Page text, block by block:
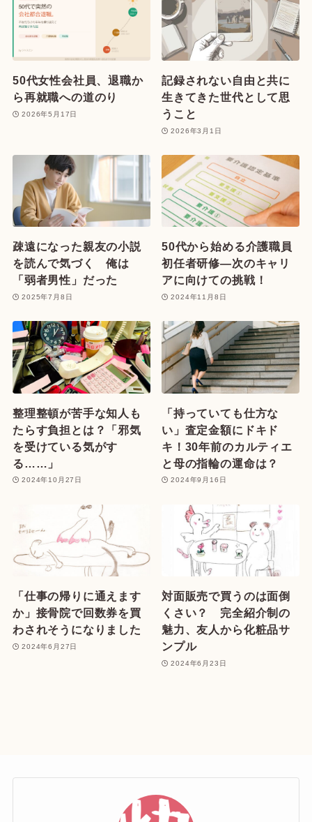
50代女性会社員、退職か
ら再就職への道のり
2026年5月17日
記録されない自由と共に
生きてきた世代として思
うこと
2026年3月1日
疎遠になった親友の小説
を読んで気づく 俺は
「弱者男性」だった
2025年7月8日
50代から始める介護職員
初任者研修—次のキャリ
アに向けての挑戦！
2024年11月8日
整理整頓が苦手な知人も
たらす負担とは？「邪気
を受けている気がす
る……」
2024年10月27日
「持っていても仕方な
い」査定金額にドキド
キ！30年前のカルティエ
と母の指輪の運命は？
2024年9月16日
「仕事の帰りに通えます
か」接骨院で回数券を買
わされそうになりました
2024年6月27日
対面販売で買うのは面倒
くさい？ 完全紹介制の
魅力、友人から化粧品サ
ンプル
2024年6月23日